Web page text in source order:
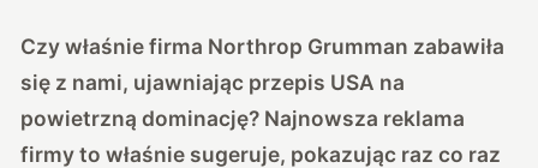
Czy właśnie firma Northrop Grumman zabawiła
się z nami, ujawniając przepis USA na
powietrzną dominację? Najnowsza reklama
firmy to właśnie sugeruje, pokazując raz co raz